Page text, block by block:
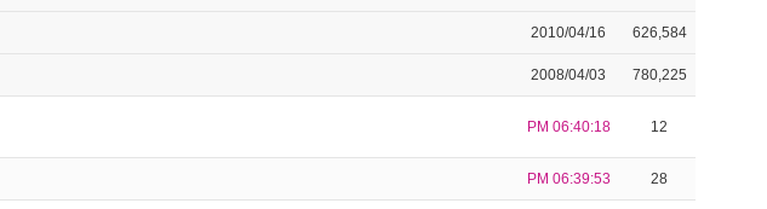
2010/04/16 626,584
2008/04/03 780,225
PM 06:40:18 12
PM 06:39:53 28